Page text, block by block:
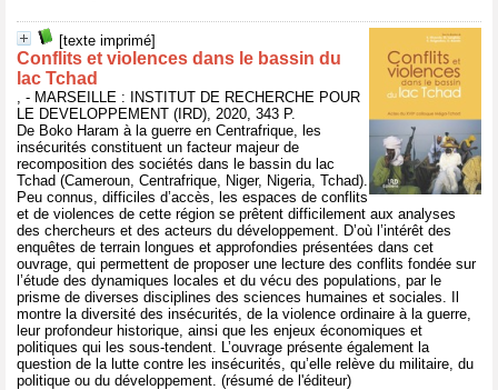
[texte imprimé]
Conflits et violences dans le bassin du
lac Tchad
, - MARSEILLE : INSTITUT DE RECHERCHE POUR
LE DEVELOPPEMENT (IRD), 2020, 343 P.
De Boko Haram à la guerre en Centrafrique, les
insécurités constituent un facteur majeur de
recomposition des sociétés dans le bassin du lac
Tchad (Cameroun, Centrafrique, Niger, Nigeria, Tchad).
Peu connus, difficiles d’accès, les espaces de conflits
et de violences de cette région se prêtent difficilement aux analyses
des chercheurs et des acteurs du développement. D’où l’intérêt des
enquêtes de terrain longues et approfondies présentées dans cet
ouvrage, qui permettent de proposer une lecture des conflits fondée sur
l’étude des dynamiques locales et du vécu des populations, par le
prisme de diverses disciplines des sciences humaines et sociales. Il
montre la diversité des insécurités, de la violence ordinaire à la guerre,
leur profondeur historique, ainsi que les enjeux économiques et
politiques qui les sous-tendent. L’ouvrage présente également la
question de la lutte contre les insécurités, qu’elle relève du militaire, du
politique ou du développement. (résumé de l'éditeur)